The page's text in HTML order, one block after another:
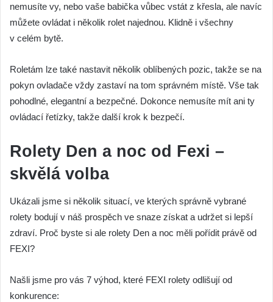
nemusíte vy, nebo vaše babička vůbec vstát z křesla, ale navíc
můžete ovládat i několik rolet najednou. Klidně i všechny
v celém bytě.
Roletám lze také nastavit několik oblíbených pozic, takže se na
pokyn ovladače vždy zastaví na tom správném místě. Vše tak
pohodlné, elegantní a bezpečné. Dokonce nemusíte mít ani ty
ovládací řetízky, takže další krok k bezpečí.
Rolety Den a noc od Fexi –
skvělá volba
Ukázali jsme si několik situací, ve kterých správně vybrané
rolety bodují v náš prospěch ve snaze získat a udržet si lepší
zdraví. Proč byste si ale rolety Den a noc měli pořídit právě od
FEXI?
Našli jsme pro vás 7 výhod, které FEXI rolety odlišují od
konkurence: